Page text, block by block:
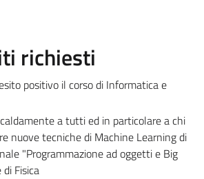
richiesti
positivo il corso di Informatica e
a tutti ed in particolare a chi
nuove tecniche di Machine Learning di
"Programmazione ad oggetti e Big
Fisica